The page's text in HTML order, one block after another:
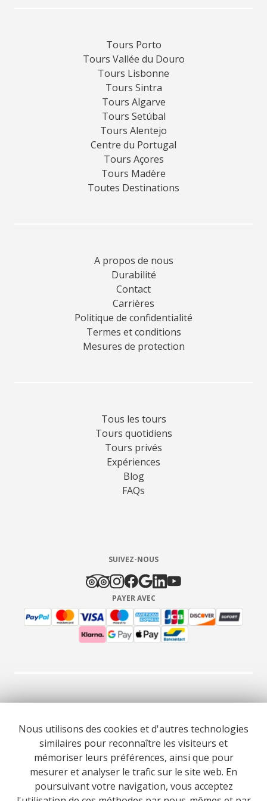
Tours Porto
Tours Vallée du Douro
Tours Lisbonne
Tours Sintra
Tours Algarve
Tours Setúbal
Tours Alentejo
Centre du Portugal
Tours Açores
Tours Madère
Toutes Destinations
A propos de nous
Durabilité
Contact
Carrières
Politique de confidentialité
Termes et conditions
Mesures de protection
Tous les tours
Tours quotidiens
Tours privés
Expériences
Blog
FAQs
SUIVEZ-NOUS
PAYER AVEC
RNAAT 309/2015RNAVT 7055
Nous utilisons des cookies et d'autres technologies
similaires pour reconnaître les visiteurs et
mémoriser leurs préférences, ainsi que pour
mesurer et analyser le trafic sur le site web. En
poursuivant votre navigation, vous acceptez